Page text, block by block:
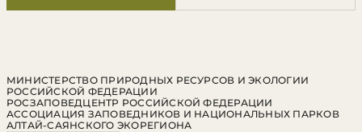
МИНИСТЕРСТВО ПРИРОДНЫХ РЕСУРСОВ И ЭКОЛОГИИ
РОССИЙСКОЙ ФЕДЕРАЦИИ
РОСЗАПОВЕДЦЕНТР РОССИЙСКОЙ ФЕДЕРАЦИИ
АССОЦИАЦИЯ ЗАПОВЕДНИКОВ И НАЦИОНАЛЬНЫХ ПАРКОВ
АЛТАЙ-САЯНСКОГО ЭКОРЕГИОНА